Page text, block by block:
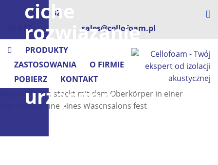
+48 71 32
49 817
sales@cellofoam.pl
PRODUKTY
ZASTOSOWANIA
O FIRMIE
POBIERZ
KONTAKT
ciche
rozwiązanie
dla
głośnych
urządzeń